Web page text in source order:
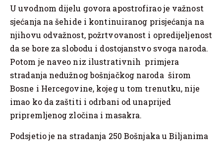
U uvodnom dijelu govora apostrofirao je važnost
sjećanja na šehide i kontinuiranog prisjećanja na
njihovu odvažnost, požrtvovanost i opredijeljenost
da se bore za slobodu i dostojanstvo svoga naroda.
Potom je naveo niz ilustrativnih primjera
stradanja nedužnog bošnjačkog naroda širom
Bosne i Hercegovine, kojeg u tom trenutku, nije
imao ko da zaštiti i odrbani od unaprijed
pripremljenog zločina i masakra.
Podsjetio je na stradanja 250 Bošnjaka u Biljanima